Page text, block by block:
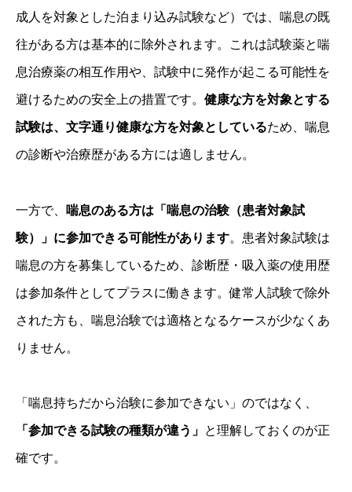
成人を対象とした泊まり込み試験など）では、喘息の既
往がある方は基本的に除外されます。これは試験薬と喘
息治療薬の相互作用や、試験中に発作が起こる可能性を
避けるための安全上の措置です。 健康な方を対象とする
試験は、文字通り健康な方を対象としているため、喘息
の診断や治療歴がある方には適しません。
一方で、 喘息のある方は「喘息の治験（患者対象試
験）」に参加できる可能性があります。患者対象試験は
喘息の方を募集しているため、診断歴・吸入薬の使用歴
は参加条件としてプラスに働きます。健常人試験で除外
された方も、喘息治験では適格となるケースが少なくあ
りません。
「喘息持ちだから治験に参加できない」のではなく、
「参加できる試験の種類が違う」 と理解しておくのが正
確です。